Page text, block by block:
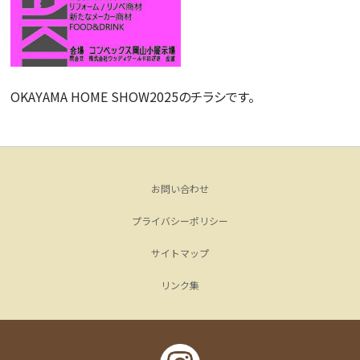
OKAYAMA HOME SHOW2025のチラシです。
お問い合わせ
プライバシーポリシー
サイトマップ
リンク集